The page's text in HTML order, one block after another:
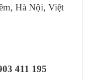
Hà Nội, Việt
411 195